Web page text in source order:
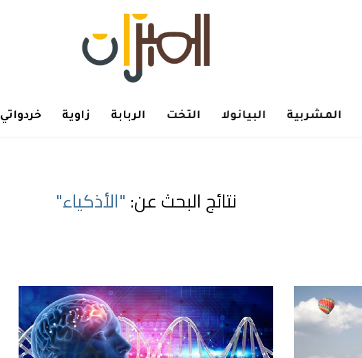
المشربية البيانولا التخت الربابة زاوية خردواتي
نتائج البحث عن: "الأذكياء"